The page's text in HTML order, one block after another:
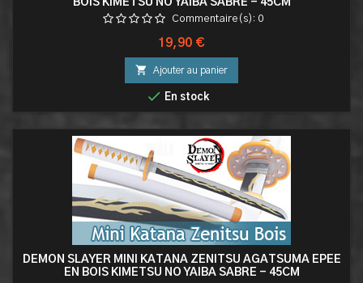
BOIS KIMETSU NO YAIBA SABRE - 45CM
Commentaire(s): 0
Prix
19,90 €
 Ajouter au panier
 En stock
DEMON SLAYER MINI KATANA ZENITSU AGATSUMA EPEE
EN BOIS KIMETSU NO YAIBA SABRE - 45CM